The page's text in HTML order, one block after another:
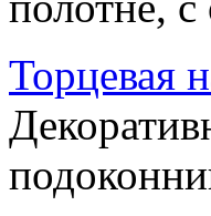
Торцевая